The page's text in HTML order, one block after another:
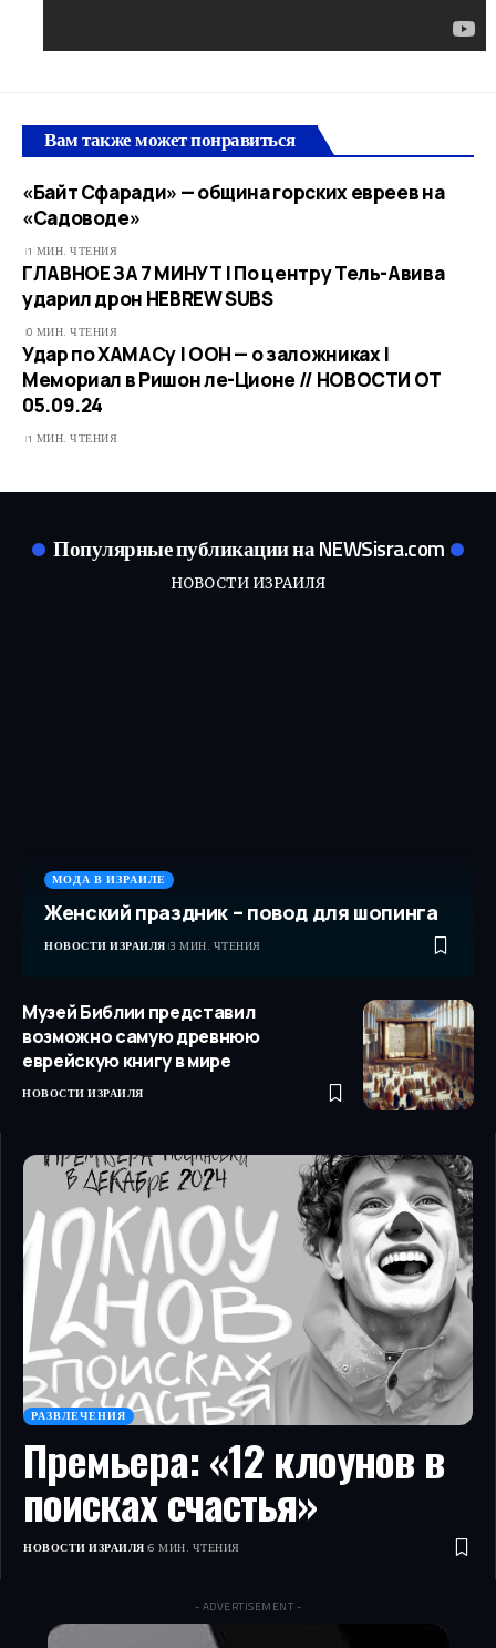
Вам также может понравиться
«Байт Сфаради» — община горских евреев на
«Садоводе»
1 МИН. ЧТЕНИЯ
ГЛАВНОЕ ЗА 7 МИНУТ | По центру Тель-Авива
ударил дрон НEBREW SUBS
0 МИН. ЧТЕНИЯ
Удар по ХАМАСу | ООН — о заложниках |
Мемориал в Ришон ле-Ционе // НОВОСТИ ОТ
05.09.24
1 МИН. ЧТЕНИЯ
Популярные публикации на NEWSisra.com
НОВОСТИ ИЗРАИЛЯ
МОДА В ИЗРАИЛЕ
Женский праздник – повод для шопинга
НОВОСТИ ИЗРАИЛЯ 3 МИН. ЧТЕНИЯ
Музей Библии представил
возможно самую древнюю
еврейскую книгу в мире
НОВОСТИ ИЗРАИЛЯ
РАЗВЛЕЧЕНИЯ
Премьера: «12 клоунов в
поисках счастья»
НОВОСТИ ИЗРАИЛЯ 6 МИН. ЧТЕНИЯ
- ADVERTISEMENT -